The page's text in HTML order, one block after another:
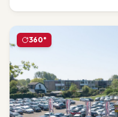
360°